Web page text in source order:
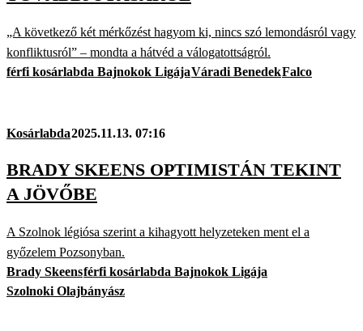
„A következő két mérkőzést hagyom ki, nincs szó lemondásról vagy
konfliktusról” – mondta a hátvéd a válogatottságról.
férfi kosárlabda Bajnokok LigájaVáradi BenedekFalco
Kosárlabda2025.11.13. 07:16
BRADY SKEENS OPTIMISTÁN TEKINT
A JÖVŐBE
A Szolnok légiósa szerint a kihagyott helyzeteken ment el a
győzelem Pozsonyban.
Brady Skeensférfi kosárlabda Bajnokok Ligája
Szolnoki Olajbányász